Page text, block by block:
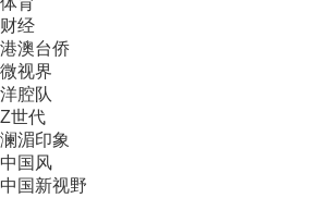
财经
港澳台侨
微视界
洋腔队
Z世代
澜湄印象
中国风
中国新视野